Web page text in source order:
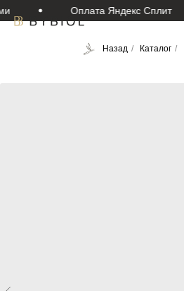
Оплата Яндекс Сплит
Назад / Каталог /